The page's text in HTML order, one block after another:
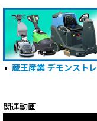
蔵王産業 デモンスト
関連動画